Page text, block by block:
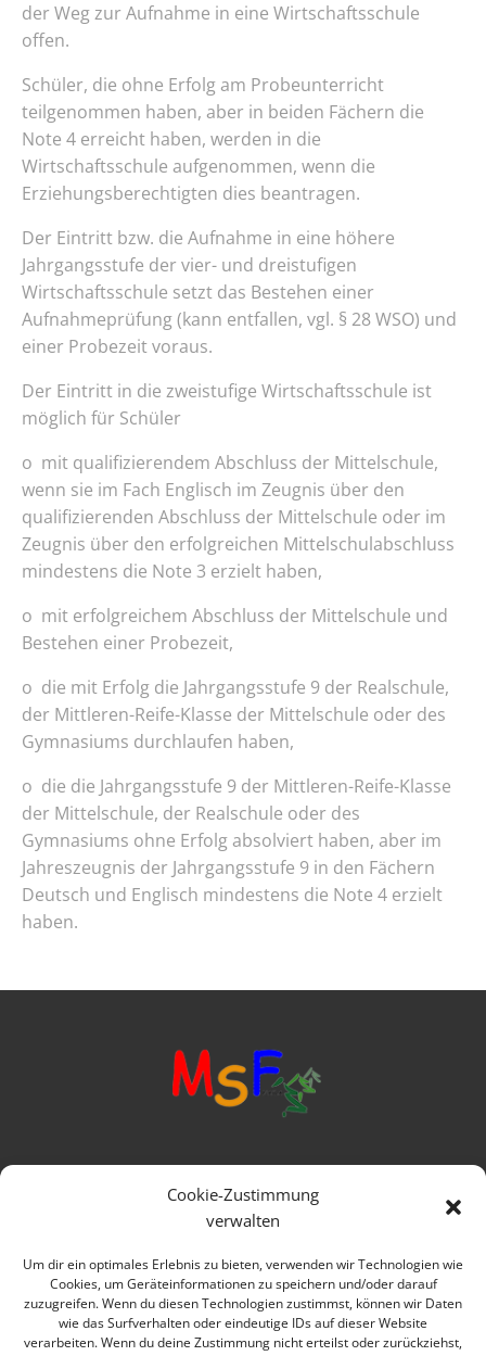
Cookie-Zustimmung
verwalten
Um dir ein optimales Erlebnis zu bieten, verwenden wir Technologien wie
Cookies, um Geräteinformationen zu speichern und/oder darauf
zuzugreifen. Wenn du diesen Technologien zustimmst, können wir Daten
wie das Surfverhalten oder eindeutige IDs auf dieser Website
verarbeiten. Wenn du deine Zustimmung nicht erteilst oder zurückziehst,
der Weg zur Aufnahme in eine Wirtschaftsschule
offen.
Schüler, die ohne Erfolg am Probeunterricht
teilgenommen haben, aber in beiden Fächern die
Note 4 erreicht haben, werden in die
Wirtschaftsschule aufgenommen, wenn die
Erziehungsberechtigten dies beantragen.
Der Eintritt bzw. die Aufnahme in eine höhere
Jahrgangsstufe der vier- und dreistufigen
Wirtschaftsschule setzt das Bestehen einer
Aufnahmeprüfung (kann entfallen, vgl. § 28 WSO) und
einer Probezeit voraus.
Der Eintritt in die zweistufige Wirtschaftsschule ist
möglich für Schüler
o mit qualifizierendem Abschluss der Mittelschule,
wenn sie im Fach Englisch im Zeugnis über den
qualifizierenden Abschluss der Mittelschule oder im
Zeugnis über den erfolgreichen Mittelschulabschluss
mindestens die Note 3 erzielt haben,
o mit erfolgreichem Abschluss der Mittelschule und
Bestehen einer Probezeit,
o die mit Erfolg die Jahrgangsstufe 9 der Realschule,
der Mittleren-Reife-Klasse der Mittelschule oder des
Gymnasiums durchlaufen haben,
o die die Jahrgangsstufe 9 der Mittleren-Reife-Klasse
der Mittelschule, der Realschule oder des
Gymnasiums ohne Erfolg absolviert haben, aber im
Jahreszeugnis der Jahrgangsstufe 9 in den Fächern
Deutsch und Englisch mindestens die Note 4 erzielt
haben.
Ringstraße 1
95119 Naila
Telefon: 09282 979080
E-mail: verwaltung@msfrankenwald.de